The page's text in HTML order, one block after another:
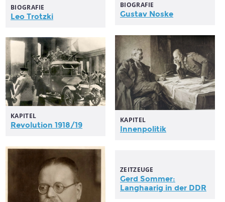
BIOGRAFIE
Gustav Noske
BIOGRAFIE
Leo Trotzki
KAPITEL
Innenpolitik
KAPITEL
Revolution 1918/19
ZEITZEUGE
Gerd Sommer:
Langhaarig in der DDR